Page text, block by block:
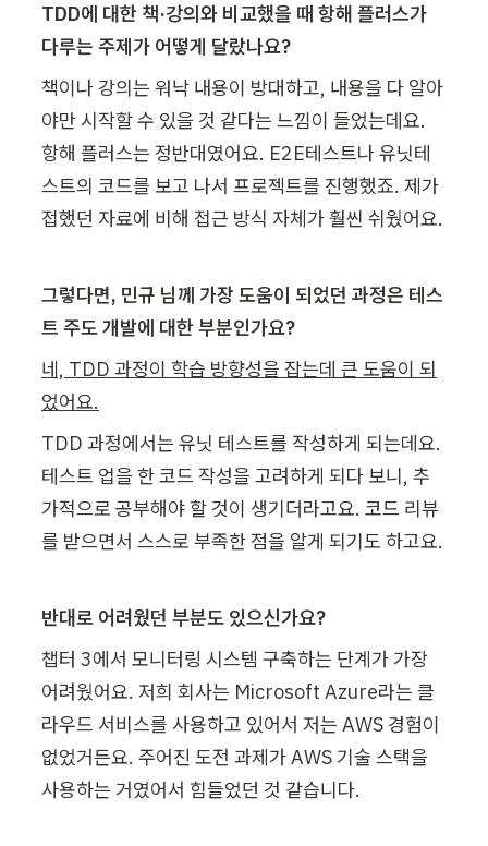
TDD에 대한 책·강의와 비교했을 때 항해 플러스가
다루는 주제가 어떻게 달랐나요?
책이나 강의는 워낙 내용이 방대하고, 내용을 다 알아
야만 시작할 수 있을 것 같다는 느낌이 들었는데요.
항해 플러스는 정반대였어요. E2E테스트나 유닛테
스트의 코드를 보고 나서 프로젝트를 진행했죠. 제가
접했던 자료에 비해 접근 방식 자체가 훨씬 쉬웠어요.
그렇다면, 민규 님께 가장 도움이 되었던 과정은 테스
트 주도 개발에 대한 부분인가요?
네, TDD 과정이 학습 방향성을 잡는데 큰 도움이 되
었어요.
TDD 과정에서는 유닛 테스트를 작성하게 되는데요.
테스트 업을 한 코드 작성을 고려하게 되다 보니, 추
가적으로 공부해야 할 것이 생기더라고요. 코드 리뷰
를 받으면서 스스로 부족한 점을 알게 되기도 하고요.
반대로 어려웠던 부분도 있으신가요?
챕터 3에서 모니터링 시스템 구축하는 단계가 가장
어려웠어요. 저희 회사는 Microsoft Azure라는 클
라우드 서비스를 사용하고 있어서 저는 AWS 경험이
없었거든요. 주어진 도전 과제가 AWS 기술 스택을
사용하는 거였어서 힘들었던 것 같습니다.